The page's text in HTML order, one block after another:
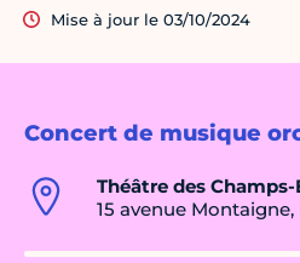
Concert de musique
Théâtre des Champs-
15 avenue Montaigne,
Mise à jour le 03/10/2024